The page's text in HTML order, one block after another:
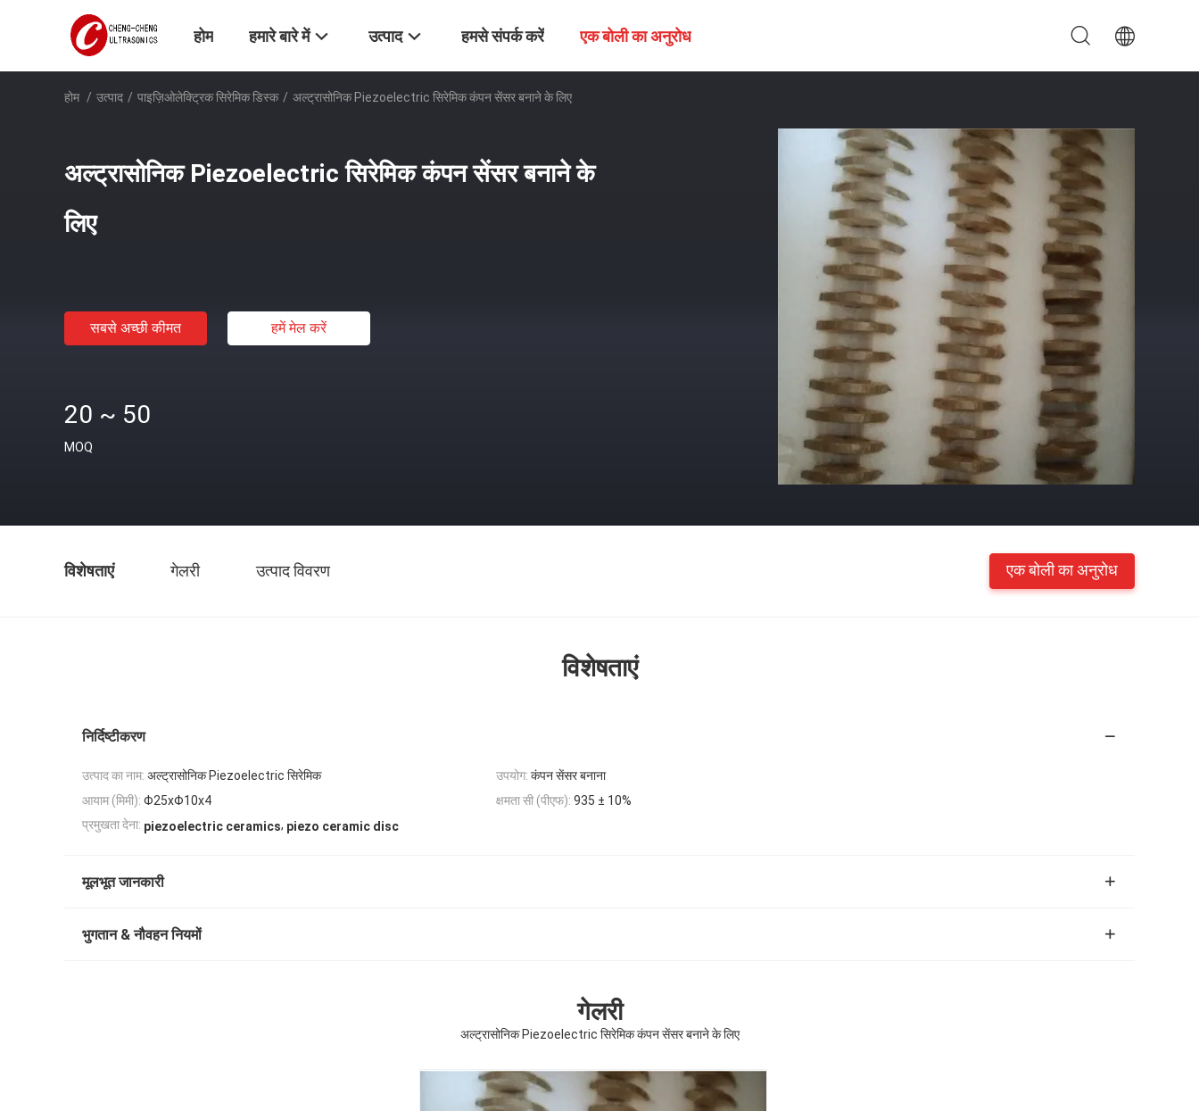
होम हमारे बारे में उत्पाद हमसे संपर्क करें एक बोली का अनुरोध
होम / उत्पाद / पाइज़िओलेक्ट्रिक सिरेमिक डिस्क / अल्ट्रासोनिक Piezoelectric सिरेमिक कंपन सेंसर बनाने के लिए
अल्ट्रासोनिक Piezoelectric सिरेमिक कंपन सेंसर बनाने के
लिए
सबसे अच्छी कीमत हमें मेल करें
20 ~ 50
MOQ
विशेषताएं गेलरी उत्पाद विवरण एक बोली का अनुरोध
विशेषताएं
निर्दिष्टीकरण
उत्पाद का नाम: अल्ट्रासोनिक Piezoelectric सिरेमिक उपयोग: कंपन सेंसर बनाना
आयाम (मिमी): Φ25xΦ10x4 क्षमता सी (पीएफ): 935 ± 10%
प्रमुखता देना: piezoelectric ceramics, piezo ceramic disc
मूलभूत जानकारी
भुगतान & नौवहन नियमों
गेलरी
अल्ट्रासोनिक Piezoelectric सिरेमिक कंपन सेंसर बनाने के लिए